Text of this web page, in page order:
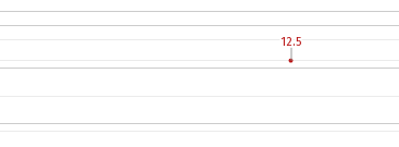
12.5
12.5